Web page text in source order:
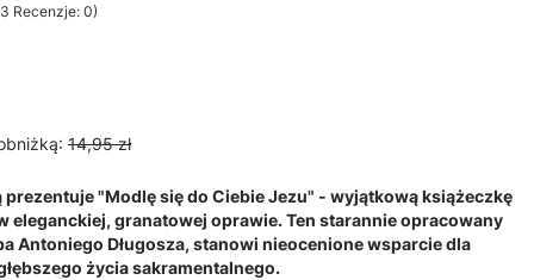
Recenzje: 0)
Opinie
14,95 zł
prezentuje "Modlę się do Ciebie Jezu" - wyjątkową książeczkę
eleganckiej, granatowej oprawie. Ten starannie opracowany
Antoniego Długosza, stanowi nieocenione wsparcie dla
życia sakramentalnego.